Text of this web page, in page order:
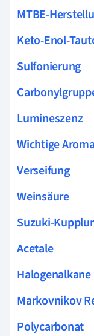
MTBE-
Keto-Enol-
Sulfonierung
Lumineszenz
Wichtige
Verseifung
Weinsäure
Suzuki-
Acetale
Halogenalkane
Markovnikov
Polycarbonat